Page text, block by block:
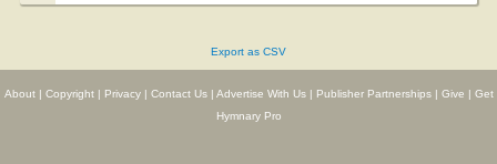
Export as CSV
About| Copyright| Privacy| Contact Us| Advertise With Us| Publisher Partnerships| Give | Get
Hymnary Pro